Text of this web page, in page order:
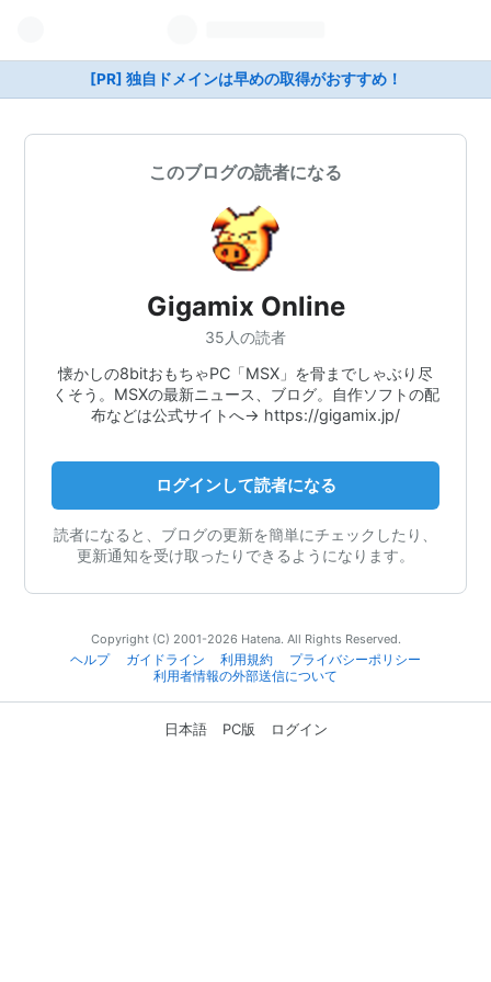
[PR] 独自ドメインは早めの取得がおすすめ！
このブログの読者になる
Gigamix Online
35人の読者
懐かしの8bitおもちゃPC「MSX」を骨までしゃぶり尽
くそう。MSXの最新ニュース、ブログ。自作ソフトの配
布などは公式サイトへ→ https://gigamix.jp/
ログインして読者になる
読者になると、ブログの更新を簡単にチェックしたり、
更新通知を受け取ったりできるようになります。
Copyright (C) 2001-2026 Hatena. All Rights Reserved.
ヘルプ
ガイドライン 利用規約
プライバシーポリシー
利用者情報の外部送信について
日本語 PC版 ログイン